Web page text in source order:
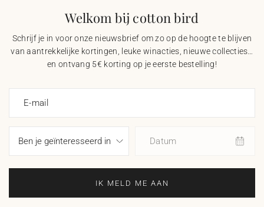
Welkom bij cotton bird
Schrijf je in voor onze nieuwsbrief om zo op de hoogte te blijven
van aantrekkelijke kortingen, leuke winacties, nieuwe collecties…
en ontvang 5€ korting op je eerste bestelling!
E-mail
Datum
IK MELD ME AAN